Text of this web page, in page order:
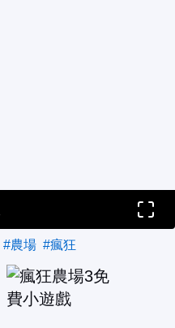
#農場 #瘋狂